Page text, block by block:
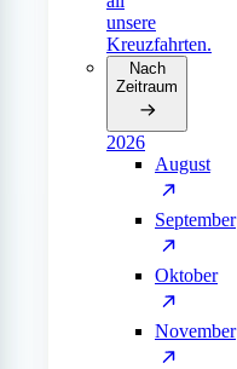
unsere
Kreuzfahrten.
Nach
Zeitraum
2026
August
September
Oktober
November